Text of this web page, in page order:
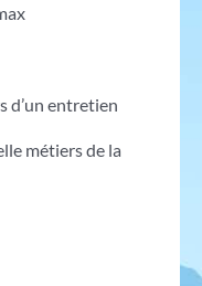
d’un entretien
métiers de la